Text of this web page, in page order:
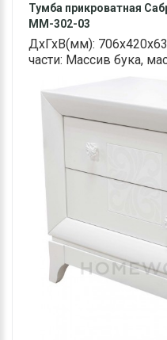
Тумба прикроватная
ММ-302-03
ДхГхВ(мм):
части: Массив бука,